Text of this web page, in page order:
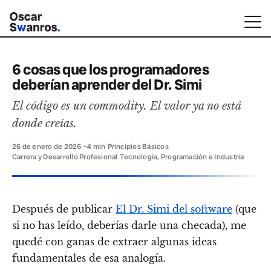
6 cosas que los programadores
deberían aprender del Dr. Simi
El código es un commodity. El valor ya no está
donde creías.
26 de enero de 2026 ~4 min Principios Básicos·
Carrera y Desarrollo Profesional Tecnología, Programación e Industria
Después de publicar El Dr. Simi del software (que
si no has leído, deberías darle una checada), me
quedé con ganas de extraer algunas ideas
fundamentales de esa analogía.